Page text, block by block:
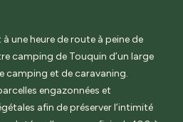
une heure de route à peine de
camping de Touquin d’un large
camping et de caravaning.
engazonnées et
afin de préserver l’intimité